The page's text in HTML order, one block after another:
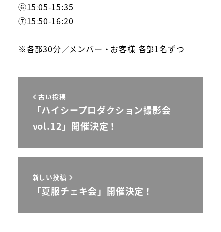
⑥15:05-15:35
⑦15:50-16:20
※各部30分／メンバー・お客様 各部1名ずつ
古い投稿
「ハイシープロダクション撮影会
vol.12」開催決定！
新しい投稿
「夏服チェキ会」開催決定！